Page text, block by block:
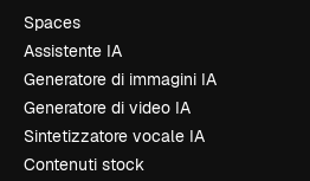
Spaces
Assistente IA
Generatore di immagini IA
Generatore di video IA
Sintetizzatore vocale IA
Contenuti stock